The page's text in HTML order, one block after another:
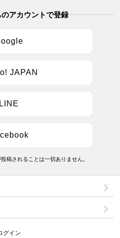
アカウントで登録
JAPAN
LINE
稿されることは一切ありません。
グイン